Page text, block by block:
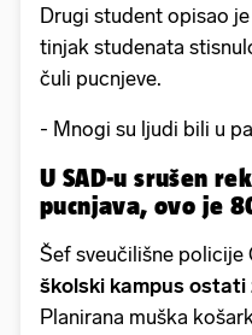
Drugi student opisao
tinjak studenata
čuli pucnjeve.
- Mnogi su ljudi bili u
U SAD-u srušen
pucnjava, ovo je
Šef sveučilišne policije
školski kampus
Planirana muška